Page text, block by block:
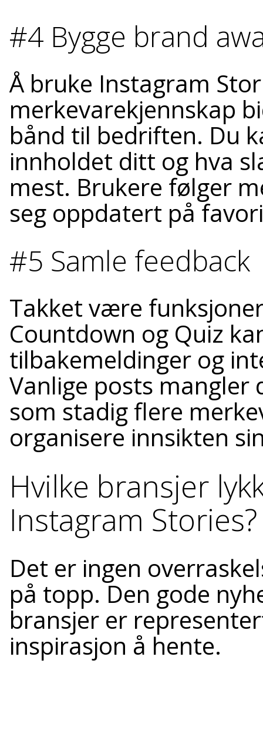
#4 Bygge brand
Å bruke Instagram
merkevarekjennskap
bånd til bedriften. Du
innholdet ditt og hva
mest. Brukere følger
seg oppdatert på
#5 Samle feedback
Takket være
Countdown og Quiz
tilbakemeldinger og
Vanlige posts mangler
som stadig flere
organisere innsikten
Hvilke bransjer
Instagram Stories?
Det er ingen
på topp. Den gode
bransjer er
inspirasjon å hente.